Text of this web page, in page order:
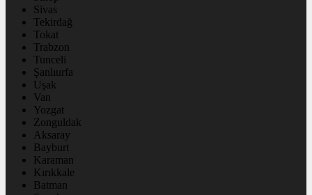
Sivas
Tekirdağ
Tokat
Trabzon
Tunceli
Şanlıurfa
Uşak
Van
Yozgat
Zonguldak
Aksaray
Bayburt
Karaman
Kırıkkale
Batman